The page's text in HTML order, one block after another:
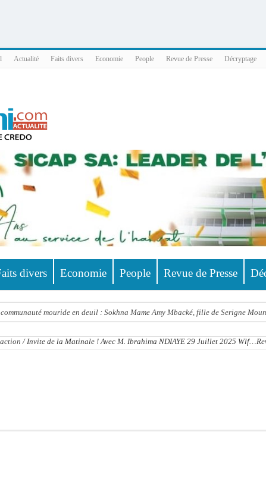
Actualité Faits divers Economie People Revue de Presse Décryptage
divers Economie People Revue de Presse
mouride en deuil : Sokhna Mame Amy Mbacké, fille de Serigne
/ Invite de la Matinale ! Avec M. Ibrahima NDIAYE 29 Juillet 2025